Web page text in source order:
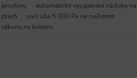
prostoru automatické vysypávání nádoby na
prach sací síla 5 000 Pa se zvýšením
výkonu na koberci